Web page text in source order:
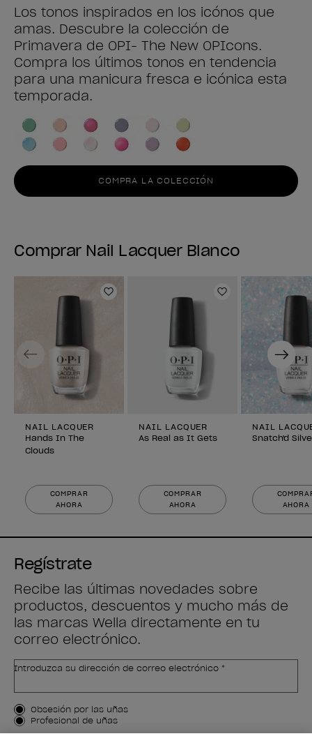
Los tonos inspirados en los icónos que
amas. Descubre la colección de
Primavera de OPI- The New OPIcons.
Compra los últimos tonos en tendencia
para una manicura fresca e icónica esta
temporada.
COMPRA LA COLECCIÓN
Comprar Nail Lacquer Blanco
Añadir a la lista de deseos
NAIL LACQUER
Hands In The
Clouds
COMPRAR
AHORA
Añadir a la
NAIL LACQUER
As Real as It Gets
COMPRAR
AHORA
NAIL
Snatch'd
AHORA
Previous Next
Regístrate
Recibe las últimas novedades sobre
productos, descuentos y mucho más de
las marcas Wella directamente en tu
correo electrónico.
Introduzca su dirección de correo electrónico *
Tipo de cliente
Obsesión por las uñas
Profesional de uñas